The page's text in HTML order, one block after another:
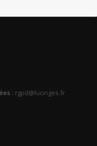
: rgpd@lucinges.fr